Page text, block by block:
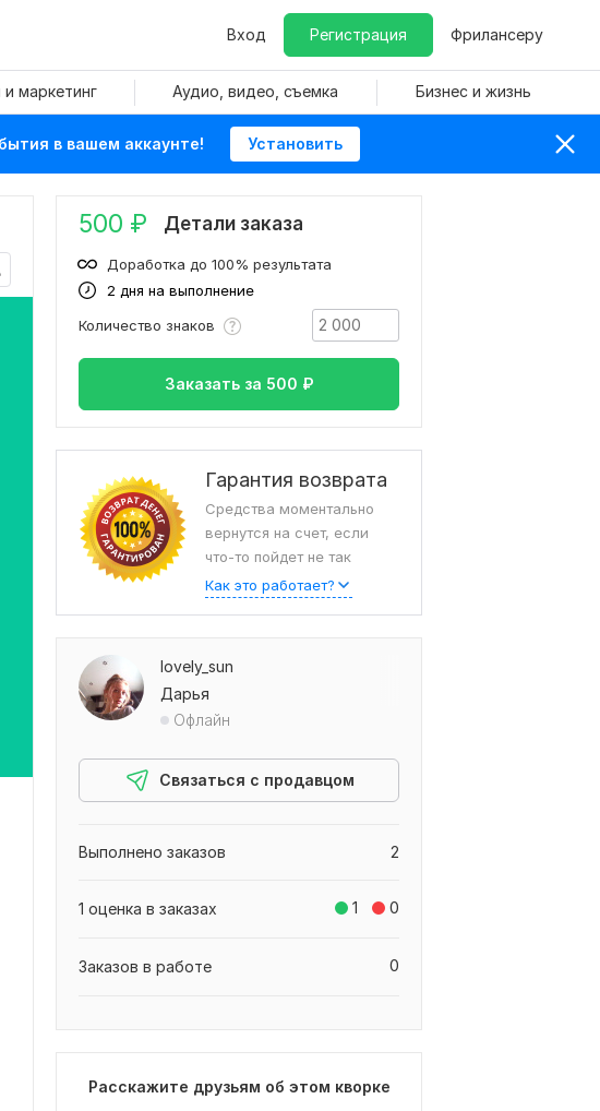
Вход Регистрация Фрилансеру
маркетинг Аудио, видео, съемка Бизнес и жизнь
в вашем аккаунте! Установить
500 ₽ Детали заказа
2 дня на выполнение
Доработка до 100% результата
Количество знаков
Заказать за 500 ₽
Гарантия возврата
Средства моментально
вернутся на счет, если
что-то пойдет не так
Как это работает?
lovely_sun
Дарья
Офлайн
Связаться с продавцом
2
Выполнено заказов
1 0
1 оценка в заказах
0
Заказов в работе
Расскажите друзьям об этом кворке